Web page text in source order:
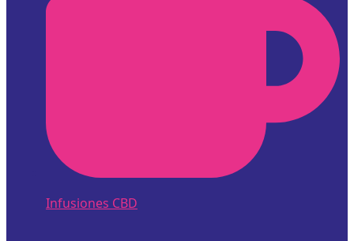
Infusiones CBD